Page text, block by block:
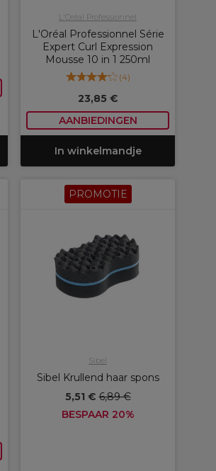
L'Oréal Professionnel
L'Oréal Professionnel Série
Expert Curl Expression
Mousse 10 in 1 250ml
(4)
23,85 €
AANBIEDINGEN
In winkelmandje
PROMOTIE
Sibel
Sibel Krullend haar spons
5,51 €6,89 €
BESPAAR 20%